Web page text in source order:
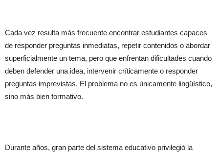
Cada vez resulta más frecuente encontrar estudiantes capaces
de responder preguntas inmediatas, repetir contenidos o abordar
superficialmente un tema, pero que enfrentan dificultades cuando
deben defender una idea, intervenir críticamente o responder
preguntas imprevistas. El problema no es únicamente lingüístico,
sino más bien formativo.
Durante años, gran parte del sistema educativo privilegió la